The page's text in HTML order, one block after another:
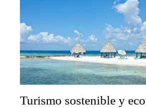
Turismo sostenible y